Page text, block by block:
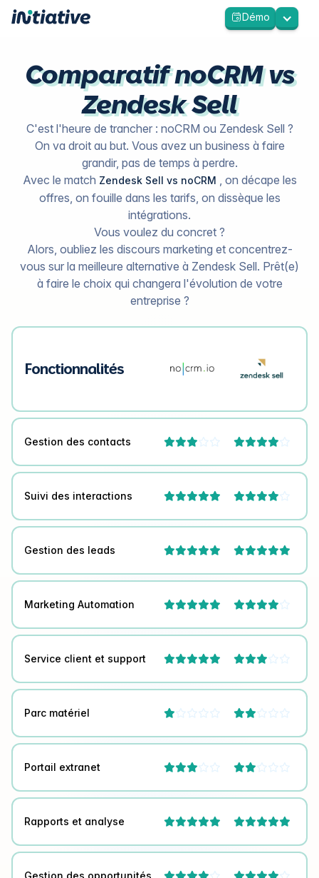
Démo
Comparatif noCRM vs
Zendesk Sell
C'est l'heure de trancher : noCRM ou Zendesk Sell ?
On va droit au but. Vous avez un business à faire
grandir, pas de temps à perdre.
Avec le match Zendesk Sell vs noCRM , on décape les
offres, on fouille dans les tarifs, on dissèque les
intégrations.
Vous voulez du concret ?
Alors, oubliez les discours marketing et concentrez-
vous sur la meilleure alternative à Zendesk Sell. Prêt(e)
à faire le choix qui changera l'évolution de votre
entreprise ?
Fonctionnalités
Gestion des contacts  
Suivi des interactions  
Gestion des leads  
Marketing Automation  
Service client et support  
Parc matériel  
Portail extranet  
Rapports et analyse  
Gestion des opportunités  